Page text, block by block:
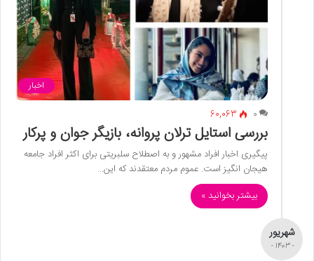
اخبار
0
60,063
بررسی استایل ترلان پروانه، بازیگر جوان و پرکار
پیگیری اخبار افراد مشهور و به اصطلاح سلبریتی برای اکثر افراد جامعه
هیجان انگیز است. عموم مردم معتقدند که این…
بیشتر بخوانید »
شهریور
- 1403 -